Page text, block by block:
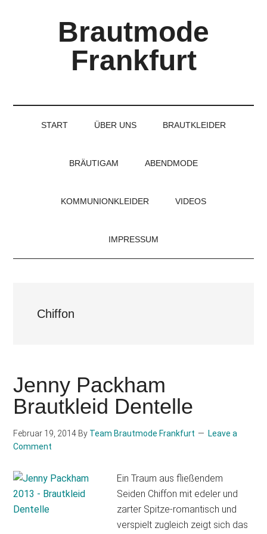
Brautmode
Frankfurt
START ÜBER UNS BRAUTKLEIDER
BRÄUTIGAM ABENDMODE
KOMMUNIONKLEIDER VIDEOS
IMPRESSUM
Chiffon
Jenny Packham
Brautkleid Dentelle
Februar 19, 2014 By Team Brautmode Frankfurt
Leave a
Comment
Ein Traum aus fließendem
Seiden Chiffon mit edeler und
zarter Spitze-romantisch und
verspielt zugleich zeigt sich das